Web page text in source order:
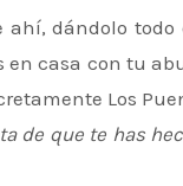
ahí, dándolo todo
en casa con tu
Los
de que te has